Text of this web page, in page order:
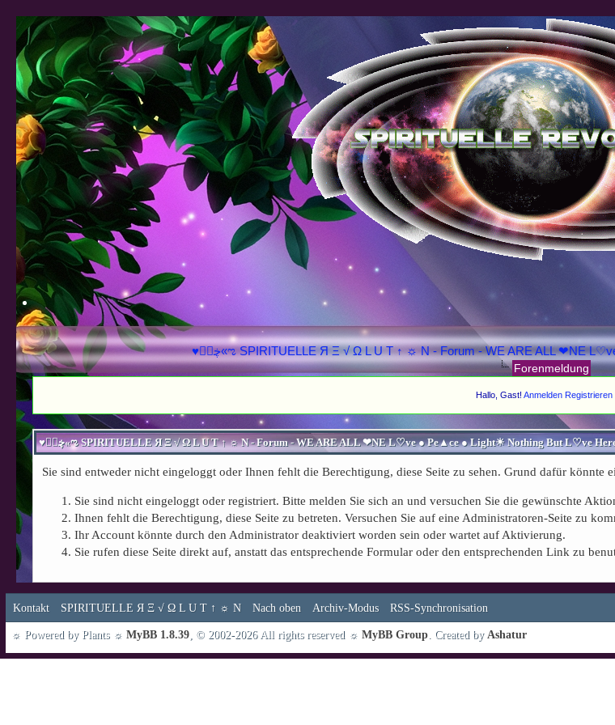
Forenmeldung
Hallo, Gast! Anmelden Registrieren
Sie sind entweder nicht eingeloggt oder Ihnen fehlt die Berechtigung, diese Seite zu sehen. Grund dafür könnte
Sie sind nicht eingeloggt oder registriert. Bitte melden Sie sich an und versuchen Sie die gewünschte
Ihnen fehlt die Berechtigung, diese Seite zu betreten. Versuchen Sie auf eine Administratoren-Seite zu
Ihr Account könnte durch den Administrator deaktiviert worden sein oder wartet auf Aktivierung.
Sie rufen diese Seite direkt auf, anstatt das entsprechende Formular oder den entsprechenden Link zu
Kontakt SPIRITUELLE Я Ξ √ Ω L U T ↑ ☼ N Nach oben Archiv-Modus RSS-Synchronisation
☼ Powered by Plants ☼ MyBB 1.8.39 , © 2002-2026 All rights reserved ☼ MyBB Group . Created by Ashatur